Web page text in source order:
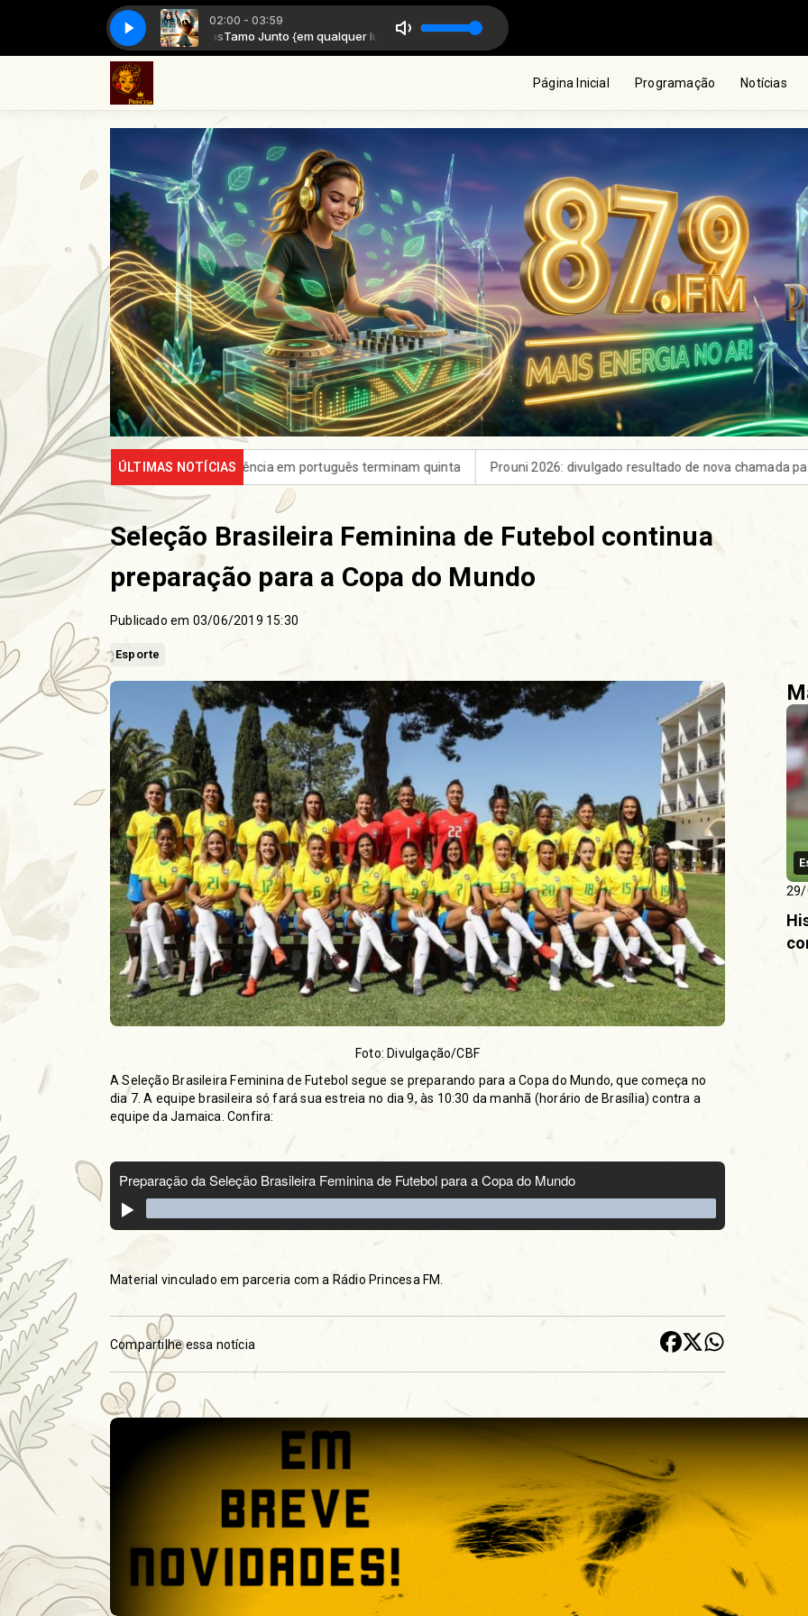
02:00 - 03:59
Tamo Junto {em qualquer lugar} com Michael RosasTamo Junto {em qualquer lugar} com Michael Rosas
Página Inicial Programação Notícias
ÚLTIMAS NOTÍCIAS
de proficiência em português terminam quinta Prouni 2026: divulgado resultado de nova chamada para o 2º semestre ONU
Seleção Brasileira Feminina de Futebol continua
preparação para a Copa do Mundo
Publicado em 03/06/2019 15:30
Esporte
Foto: Divulgação/CBF
A Seleção Brasileira Feminina de Futebol segue se preparando para a Copa do Mundo, que começa no
dia 7. A equipe brasileira só fará sua estreia no dia 9, às 10:30 da manhã (horário de Brasília) contra a
equipe da Jamaica. Confira:
Material vinculado em parceria com a Rádio Princesa FM.
Compartilhe essa notícia